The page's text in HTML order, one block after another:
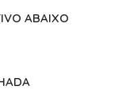
ABAIXO